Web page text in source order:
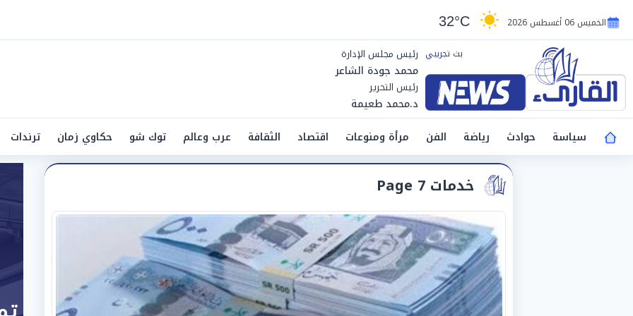
الخميس 06 أغسطس 2026 32°C
رئيس مجلس الإدارة
محمد جودة الشاعر
رئيس التحرير
د.محمد طعيمة
سياسة
حوادث رياضة الفن مرأة ومنوعات اقتصاد الثقافة عرب وعالم توك شو حكاوي زمان ترندات
خدمات Page 7